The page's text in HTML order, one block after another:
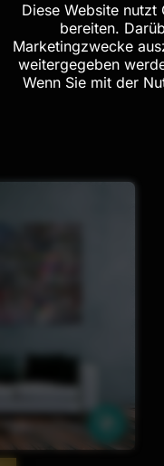
Diese Website
bereiten.
Marketingzwecke
weitergegeben
Wenn Sie mit der